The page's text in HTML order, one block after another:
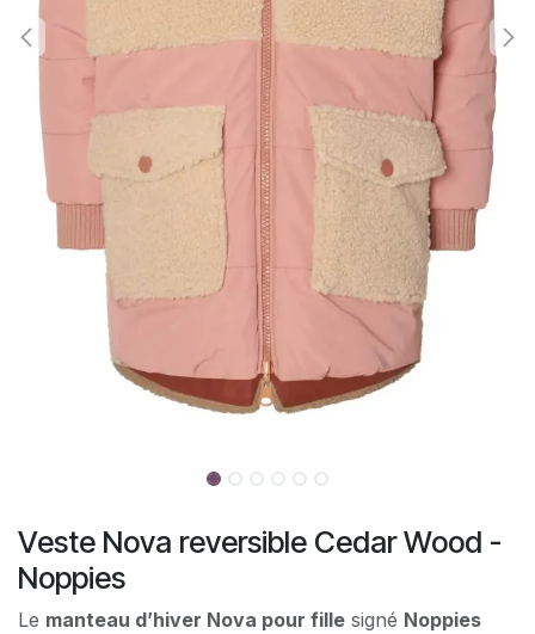
Veste Nova reversible Cedar Wood -
Noppies
Le manteau d’hiver Nova pour fille signé Noppies